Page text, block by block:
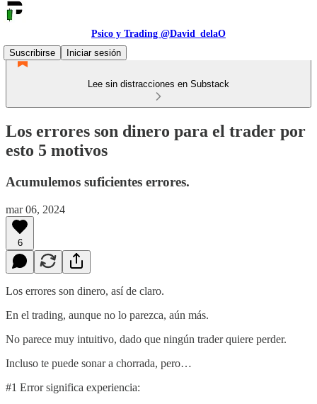
Psico y Trading @David_delaO
Suscribirse
Iniciar sesión
Lee sin distracciones en Substack
Los errores son dinero para el trader por
esto 5 motivos
Acumulemos suficientes errores.
mar 06, 2024
6
Los errores son dinero, así de claro.
En el trading, aunque no lo parezca, aún más.
No parece muy intuitivo, dado que ningún trader quiere perder.
Incluso te puede sonar a chorrada, pero…
#1 Error significa experiencia: